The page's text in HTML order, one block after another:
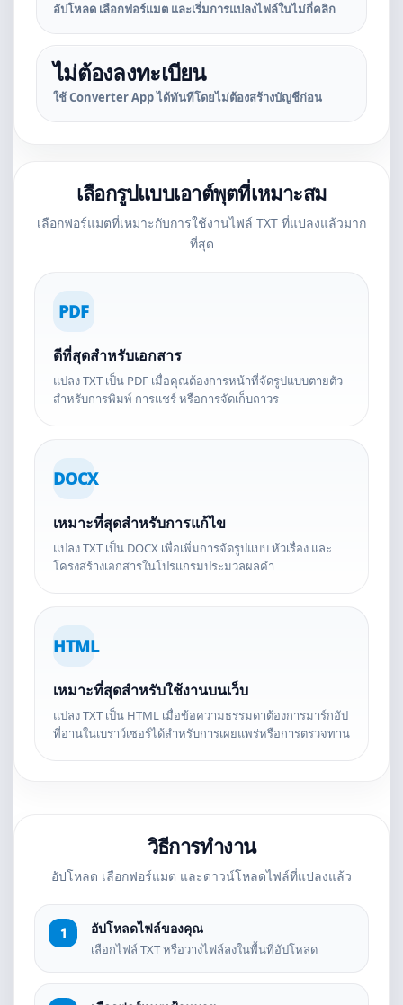
อัปโหลด เลือกฟอร์แมต และเริ่มการแปลงไฟล์ในไม่กี่คลิก
ไม่ต้องลงทะเบียน
ใช้ Converter App ได้ทันทีโดยไม่ต้องสร้างบัญชีก่อน
เลือกรูปแบบเอาต์พุตที่เหมาะสม
เลือกฟอร์แมตที่เหมาะกับการใช้งานไฟล์ TXT ที่แปลงแล้วมาก
ที่สุด
PDF
ดีที่สุดสำหรับเอกสาร
แปลง TXT เป็น PDF เมื่อคุณต้องการหน้าที่จัดรูปแบบตายตัว
สำหรับการพิมพ์ การแชร์ หรือการจัดเก็บถาวร
DOCX
เหมาะที่สุดสำหรับการแก้ไข
แปลง TXT เป็น DOCX เพื่อเพิ่มการจัดรูปแบบ หัวเรื่อง และ
โครงสร้างเอกสารในโปรแกรมประมวลผลคำ
HTML
เหมาะที่สุดสำหรับใช้งานบนเว็บ
แปลง TXT เป็น HTML เมื่อข้อความธรรมดาต้องการมาร์กอัป
ที่อ่านในเบราว์เซอร์ได้สำหรับการเผยแพร่หรือการตรวจทาน
วิธีการทำงาน
อัปโหลด เลือกฟอร์แมต และดาวน์โหลดไฟล์ที่แปลงแล้ว
อัปโหลดไฟล์ของคุณ
เลือกไฟล์ TXT หรือวางไฟล์ลงในพื้นที่อัปโหลด